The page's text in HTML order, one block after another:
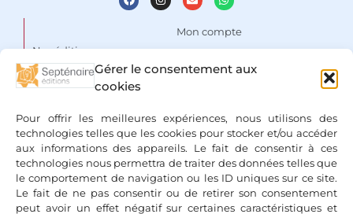
Gérer le consentement aux
cookies
Pour offrir les meilleures expériences, nous utilisons des
technologies telles que les cookies pour stocker et/ou accéder
aux informations des appareils. Le fait de consentir à ces
technologies nous permettra de traiter des données telles que
le comportement de navigation ou les ID uniques sur ce site.
Le fait de ne pas consentir ou de retirer son consentement
peut avoir un effet négatif sur certaines caractéristiques et
Nos éditions
Auteurs
Espace libraires
Nous contacter
Mon compte
Conditions Générales de
Vente
Mentions légales & Politique
de confidentialité